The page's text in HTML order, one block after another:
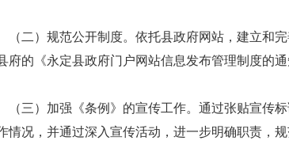
二）规范公开制度。依托县政府网站，建立和完
府的《永定县政府门户网站信息发布管理制度的
三）加强《条例》的宣传工作。通过张贴宣传标
情况，并通过深入宣传活动，进一步明确职责，